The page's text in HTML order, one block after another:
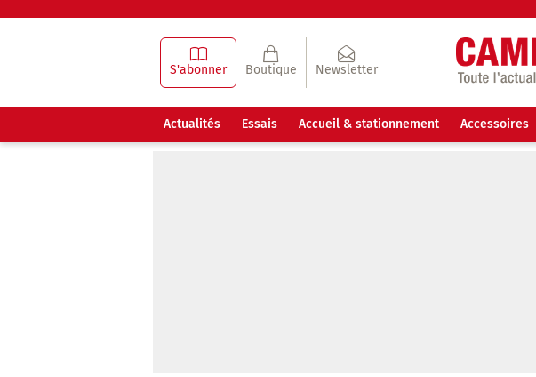
S'abonner Boutique Newsletter
Actualités Essais Accueil & stationnement Accessoires